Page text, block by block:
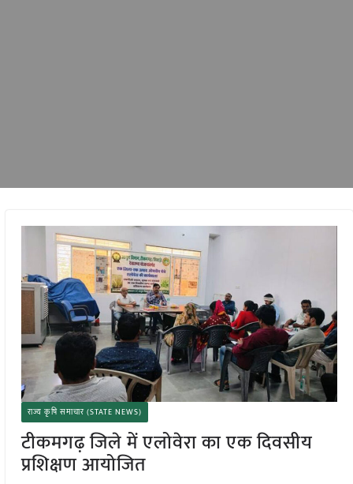
राज्य कृषि समाचार (STATE NEWS)
टीकमगढ़ जिले में एलोवेरा का एक दिवसीय
प्रशिक्षण आयोजित